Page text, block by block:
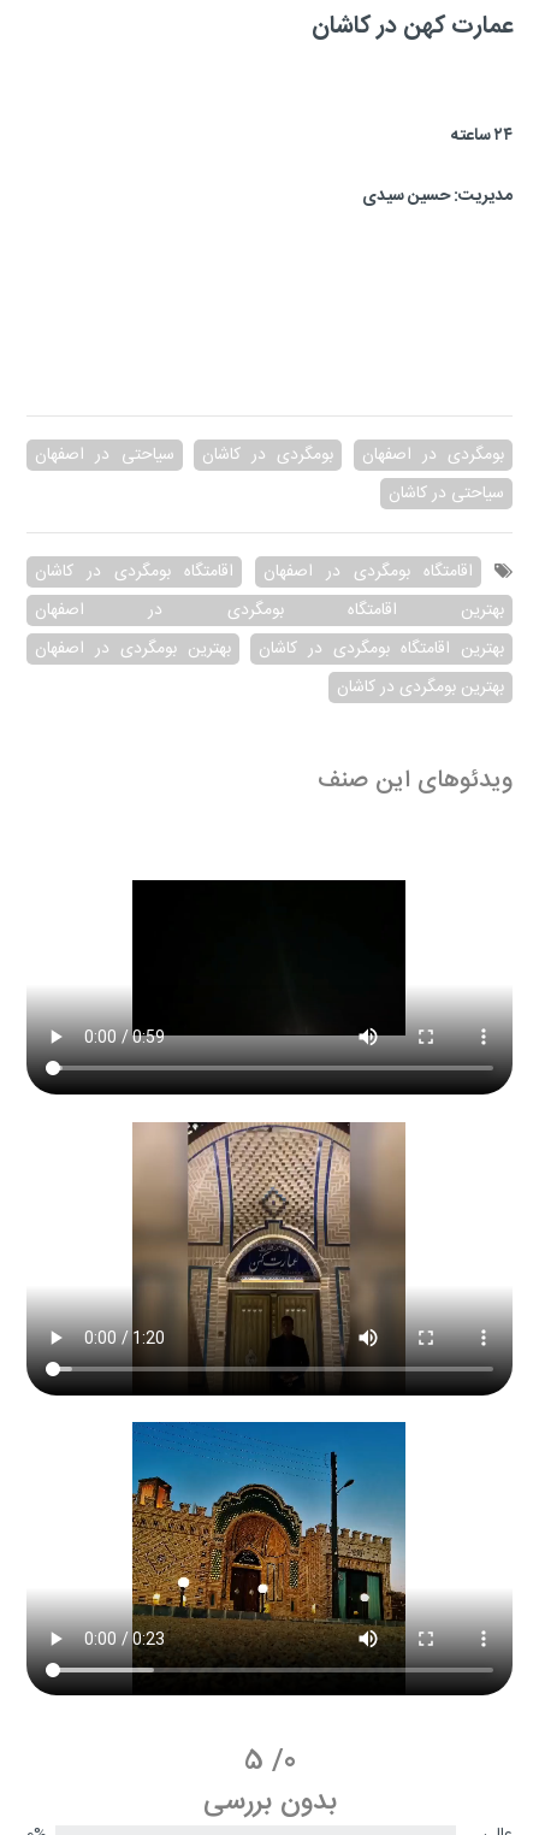
عمارت کهن در کاشان
۲۴ ساعته
مدیریت:حسین سیدی
بومگردی در اصفهان بومگردی در کاشان
سیاحتی در اصفهان
سیاحتی در کاشان
اقامتگاه بومگردی در اصفهان
اقامتگاه بومگردی در کاشان
بهترین اقامتگاه بومگردی در اصفهان
بهترین اقامتگاه بومگردی در کاشان
بهترین بومگردی در اصفهان
بهترین بومگردی در کاشان
ویدئوهای این صنف
0
/
5
بدون بررسی